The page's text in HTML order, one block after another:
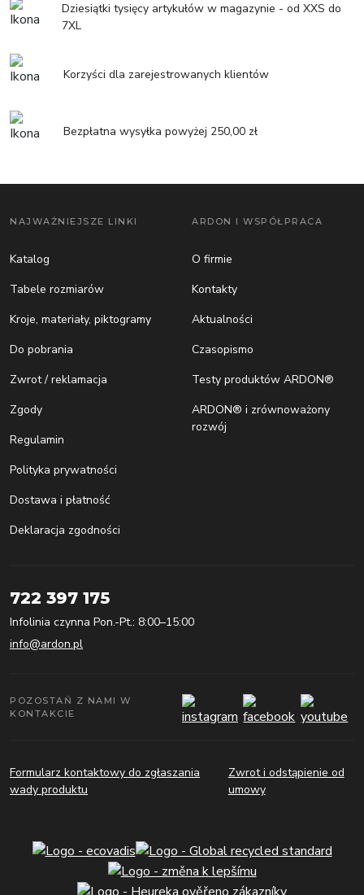
Dziesiątki tysięcy artykułów w magazynie - od XXS do
7XL
Korzyści dla zarejestrowanych klientów
Bezpłatna wysyłka powyżej 250,00 zł
NAJWAŻNIEJSZE LINKI
Katalog
Tabele rozmiarów
Kroje, materiały, piktogramy
Do pobrania
Zwrot / reklamacja
Zgody
Regulamin
Polityka prywatności
Dostawa i płatność
Deklaracja zgodności
ARDON I WSPÓŁPRACA
O firmie
Kontakty
Aktualności
Czasopismo
Testy produktów ARDON®
ARDON® i zrównoważony
rozwój
722 397 175
Infolinia czynna Pon.-Pt.: 8:00–15:00
info@ardon.pl
POZOSTAŃ Z NAMI W
KONTAKCIE
Formularz kontaktowy do zgłaszania
wady produktu
Zwrot i odstąpienie od
umowy